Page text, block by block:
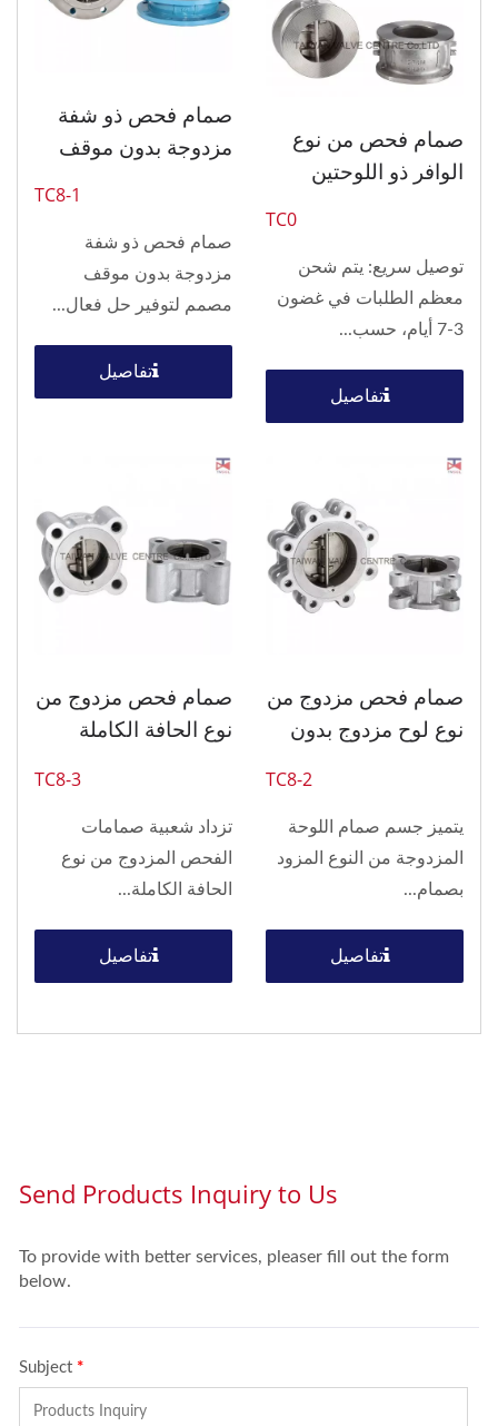
صمام فحص من نوع
الوافر ذو اللوحتين
TC0
توصيل سريع: يتم شحن
معظم الطلبات في غضون
3-7 أيام، حسب...
تفاصيل
صمام فحص ذو شفة
مزدوجة بدون موقف
TC8-1
صمام فحص ذو شفة
مزدوجة بدون موقف
مصمم لتوفير حل فعال...
تفاصيل
صمام فحص مزدوج من
نوع لوح مزدوج بدون
TC8-2
يتميز جسم صمام اللوحة
المزدوجة من النوع المزود
بصمام...
تفاصيل
صمام فحص مزدوج من
نوع الحافة الكاملة
TC8-3
تزداد شعبية صمامات
الفحص المزدوج من نوع
الحافة الكاملة...
تفاصيل